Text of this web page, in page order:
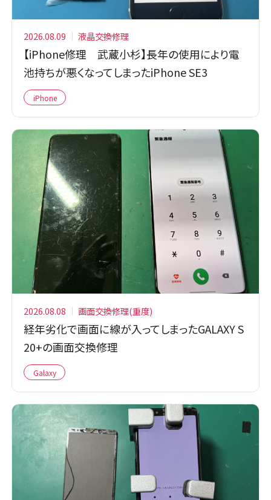
2026.08.09 液晶交換修理
【iPhone修理 武蔵小杉】長年の使用により電
池持ちが悪くなってしまったiPhone SE3
iPhone
2026.08.08 画面交換修理(重度)
経年劣化で画面に線が入ってしまったGALAXY S
20+の画面交換修理
Galaxy